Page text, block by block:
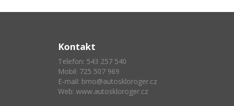
Kontakt
Telefon: 543 257 540
Mobil: 725 507 969
E-mail: brno@autoskloroger.cz
Web: www.autoskloroger.cz